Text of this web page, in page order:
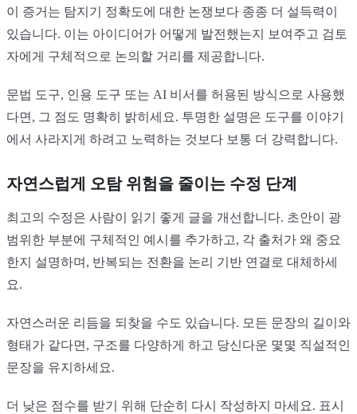
이 증거는 탐지기 정확도에 대한 논쟁보다 종종 더 설득력이
있습니다. 이는 아이디어가 어떻게 발전했는지 보여주고 검토
자에게 구체적으로 논의할 거리를 제공합니다.
문법 도구, 인용 도구 또는 AI 비서를 허용된 방식으로 사용했
다면, 그 점도 명확히 밝히세요. 투명한 설명은 도구를 이야기
에서 사라지게 하려고 노력하는 것보다 보통 더 강력합니다.
자연스럽게 오탐 위험을 줄이는 수정 단계
최고의 수정은 사람이 읽기 좋게 글을 개선합니다. 초안이 광
범위한 부분에 구체적인 예시를 추가하고, 각 출처가 왜 중요
한지 설명하며, 반복되는 전환을 논리 기반 연결로 대체하세
요.
자연스러운 리듬을 되찾을 수도 있습니다. 모든 문장의 길이와
형태가 같다면, 구조를 다양하게 하고 당신다운 몇몇 직설적인
문장을 유지하세요.
더 낮은 점수를 받기 위해 단순히 다시 작성하지 마세요. 표시